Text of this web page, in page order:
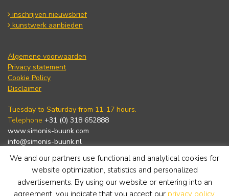
inschrijven nieuwsbrief
kunstwerk aanbieden
Algemene voorwaarden
Privacy statement
Cookie Policy
Disclaimer
Tuesday to Saturday from 11-17 hours.
Telephone +31 (0) 318 652888
www.simonis-buunk.com
info@simonis-buunk.nl
subscribe to newsletter
We and our partners use functional and analytical cookies for
website optimization, statistics and personalized
advertisements. By using our website or entering into an
agreement, you indicate that you accept our privacy policy.